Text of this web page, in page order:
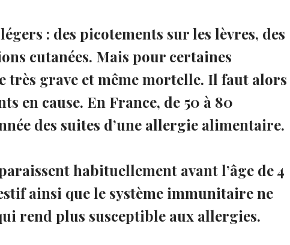
: des picotements sur les lèvres, des
cutanées. Mais pour certaines
très grave et même mortelle. Il faut alors
en cause. En France, de 50 à 80
des suites d’une allergie alimentaire.
habituellement avant l’âge de 4
ainsi que le système immunitaire ne
rend plus susceptible aux allergies.